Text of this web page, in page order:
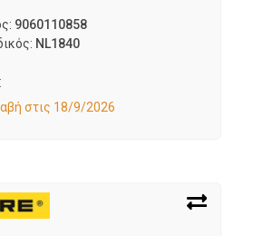
9060110858
NL1840
στις 18/9/2026